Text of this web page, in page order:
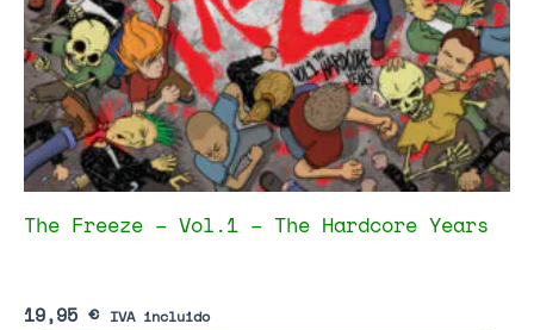
The Freeze – Vol.1 – The Hardcore Years
19,95 € IVA incluido